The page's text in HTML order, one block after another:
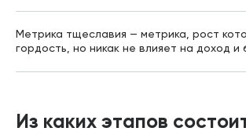
Метрика тщеславия — метрика, рост
гордость, но никак не влияет на доход и
Из каких этапов